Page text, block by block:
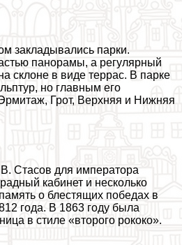
закладывались парки.
панорамы, а регулярный
склоне в виде террас. В парке
но главным его
Грот, Верхняя и Нижняя
В. Стасов для императора
кабинет и несколько
о блестящих победах в
года. В 1863 году была
в стиле «второго рококо».